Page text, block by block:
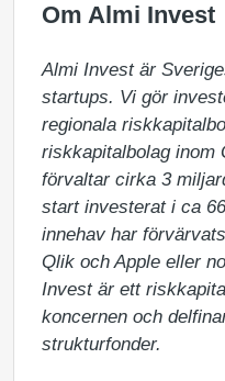
Om Almi Invest
Almi Invest är
startups. Vi gör
regionala
riskkapitalbolag inom
förvaltar cirka 3
start investerat i ca
innehav har
Qlik och Apple eller
Invest är ett
koncernen och
strukturfonder.